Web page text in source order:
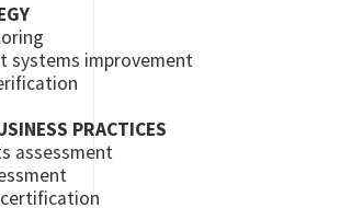
systems improvement
PRACTICES
assessment